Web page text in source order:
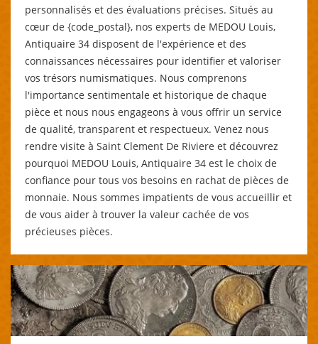
personnalisés et des évaluations précises. Situés au
cœur de {code_postal}, nos experts de MEDOU Louis,
Antiquaire 34 disposent de l'expérience et des
connaissances nécessaires pour identifier et valoriser
vos trésors numismatiques. Nous comprenons
l'importance sentimentale et historique de chaque
pièce et nous nous engageons à vous offrir un service
de qualité, transparent et respectueux. Venez nous
rendre visite à Saint Clement De Riviere et découvrez
pourquoi MEDOU Louis, Antiquaire 34 est le choix de
confiance pour tous vos besoins en rachat de pièces de
monnaie. Nous sommes impatients de vous accueillir et
de vous aider à trouver la valeur cachée de vos
précieuses pièces.